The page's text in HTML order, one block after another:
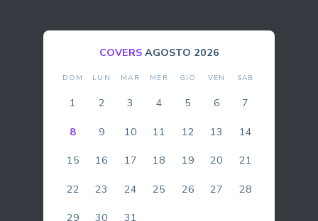
COVERS AGOSTO 2026
DOM LUN MAR MER GIO VEN SAB
1 2 3 4 5 6 7
8 9 10 11 12 13 14
15 16 17 18 19 20 21
22 23 24 25 26 27 28
29 30 31